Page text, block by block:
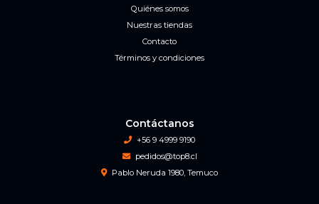
Quiénes somos
Nuestras tiendas
Contacto
Términos y condiciones
Contáctanos
+56 9 4999 9190
pedidos@top8.cl
Pablo Neruda 1980, Temuco